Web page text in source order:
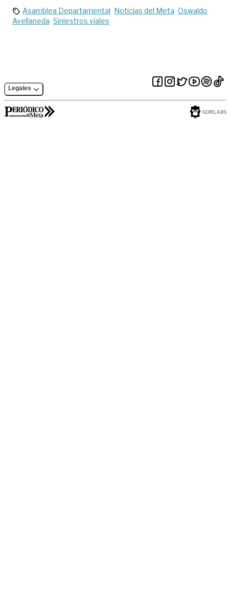
Asamblea Departamental Noticias del Meta Oswaldo
Avellaneda Siniestros viales
Legales
GORILABS